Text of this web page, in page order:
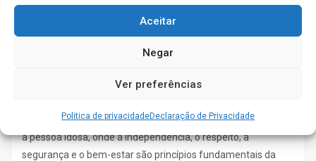
Aceitar
Negar
Ver preferências
Politica de privacidadeDeclaração de Privacidade
No Lar-Hotel poderá encontrar um espaço de apoio e cuidado
à pessoa idosa, onde a independência, o respeito, a
segurança e o bem-estar são princípios fundamentais da